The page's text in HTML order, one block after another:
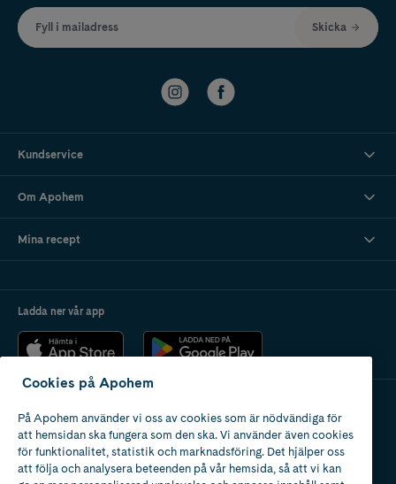
Fyll i mailadress Skicka
Kundservice
Om Apohem
Mina recept
Ladda ner vår app
Apotek med tillstånd
av Läkemedelsverket
Cookies på Apohem
På Apohem använder vi oss av cookies som är nödvändiga för
att hemsidan ska fungera som den ska. Vi använder även cookies
för funktionalitet, statistik och marknadsföring. Det hjälper oss
att följa och analysera beteenden på vår hemsida, så att vi kan